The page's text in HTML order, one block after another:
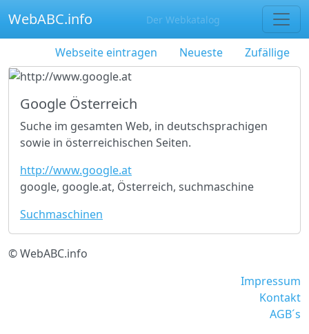
WebABC.info Der Webkatalog
Webseite eintragen Neueste Zufällige
Google Österreich
Suche im gesamten Web, in deutschsprachigen
sowie in österreichischen Seiten.
http://www.google.at
google, google.at, Österreich, suchmaschine
Suchmaschinen
© WebABC.info
Impressum
Kontakt
AGB´s